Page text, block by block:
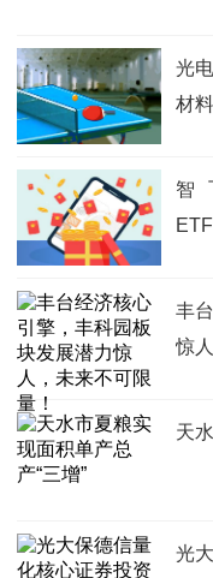
光
材
智
丰
惊
天
光